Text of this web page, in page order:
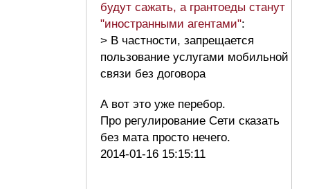
будут сажать, а грантоеды станут
"иностранными агентами":
> В частности, запрещается
пользование услугами мобильной
связи без договора
А вот это уже перебор.
Про регулирование Сети сказать
без мата просто нечего.
2014-01-16 15:15:11